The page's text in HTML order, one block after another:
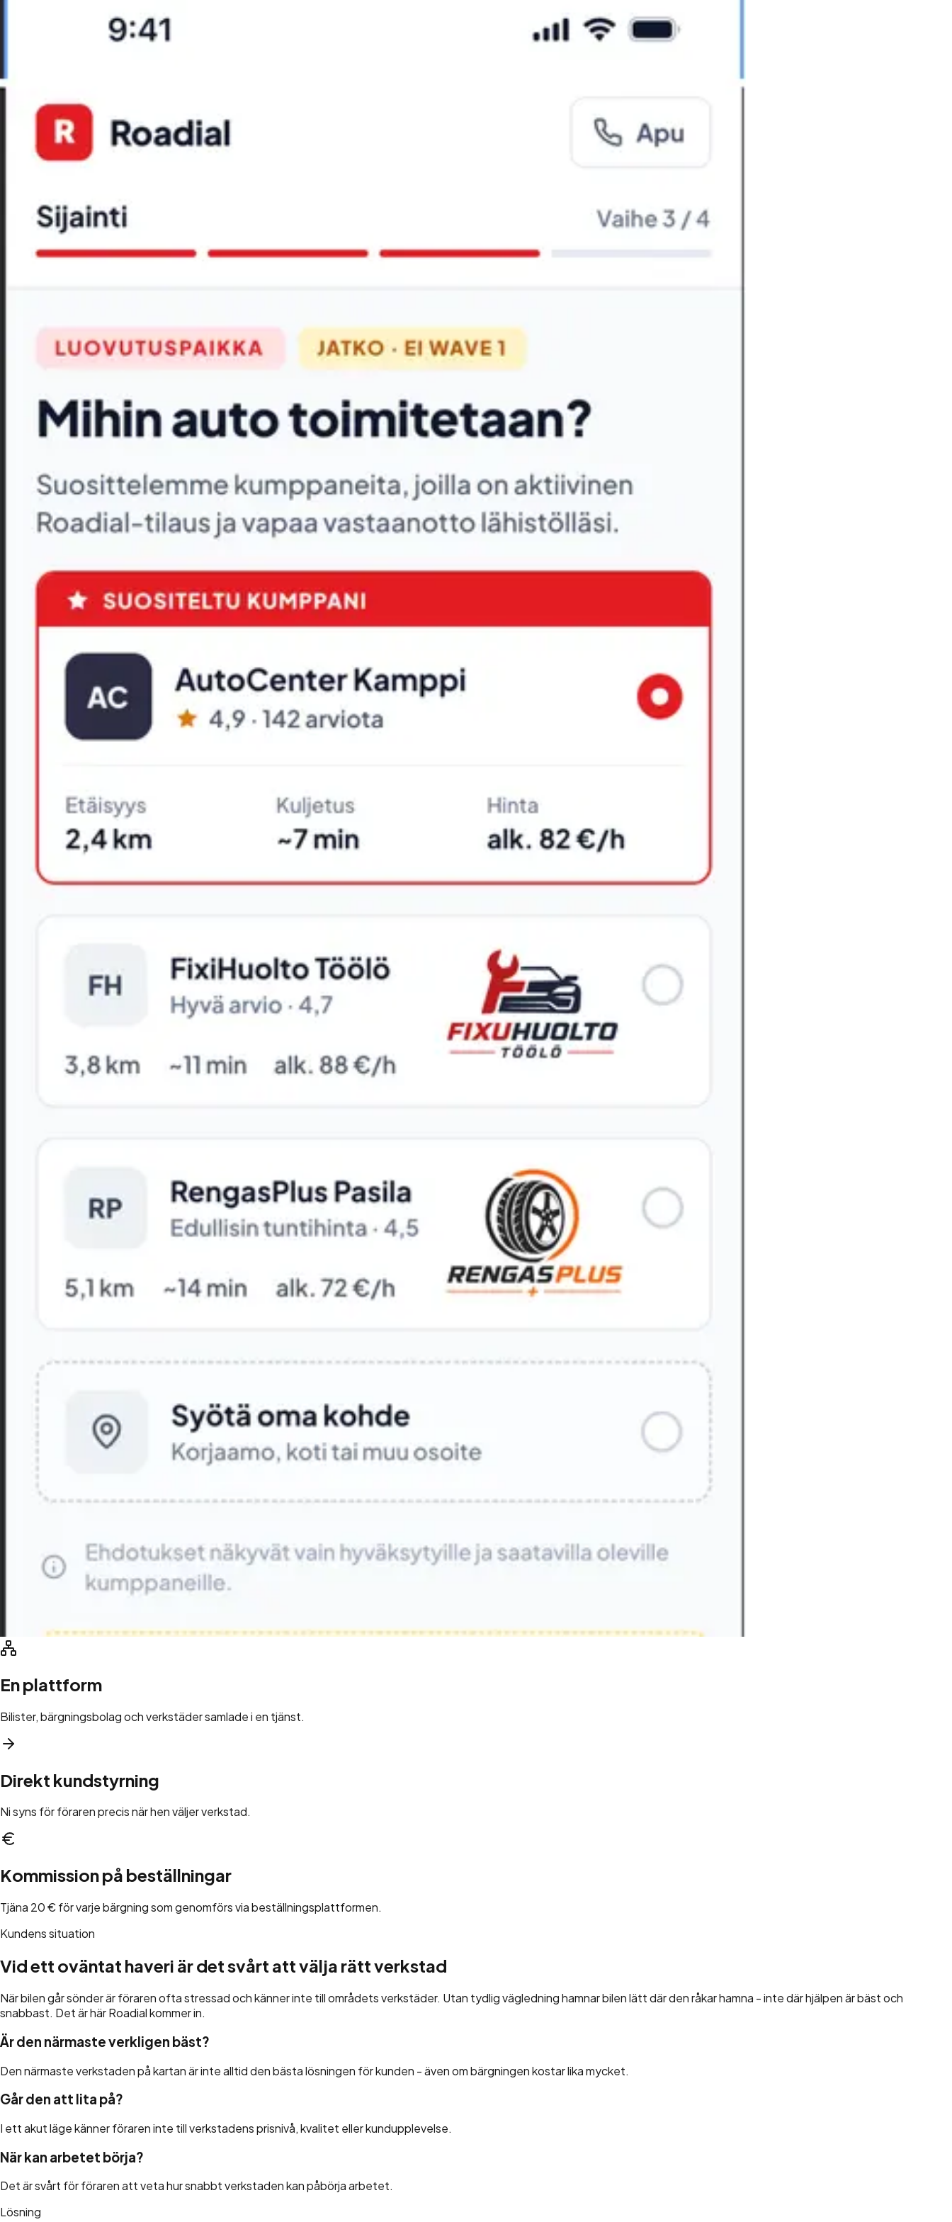
En plattform
Bilister, bärgningsbolag och verkstäder samlade i en tjänst.
Direkt kundstyrning
Ni syns för föraren precis när hen väljer verkstad.
Kommission på beställningar
Tjäna 20 € för varje bärgning som genomförs via beställningsplattformen.
Kundens situation
Vid ett oväntat haveri är det svårt att välja rätt verkstad
När bilen går sönder är föraren ofta stressad och känner inte till områdets verkstäder. Utan tydlig vägledning hamnar bilen lätt där den råkar hamna - inte där hjälpen är bäst och
snabbast. Det är här Roadial kommer in.
Är den närmaste verkligen bäst?
Den närmaste verkstaden på kartan är inte alltid den bästa lösningen för kunden - även om bärgningen kostar lika mycket.
Går den att lita på?
I ett akut läge känner föraren inte till verkstadens prisnivå, kvalitet eller kundupplevelse.
När kan arbetet börja?
Det är svårt för föraren att veta hur snabbt verkstaden kan påbörja arbetet.
Lösning